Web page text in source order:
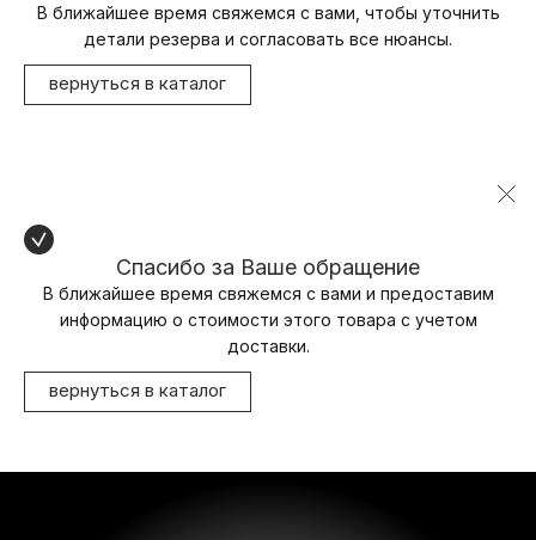
В ближайшее время свяжемся с вами, чтобы уточнить
детали резерва и согласовать все нюансы.
вернуться в каталог
Спасибо за Ваше обращение
В ближайшее время свяжемся с вами и предоставим
информацию о стоимости этого товара с учетом
доставки.
вернуться в каталог